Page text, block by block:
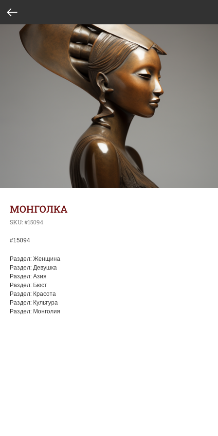
МОНГОЛКА
SKU:#15094
#15094
Раздел: Женщина
Раздел: Девушка
Раздел: Азия
Раздел: Бюст
Раздел: Красота
Раздел: Культура
Раздел: Монголия